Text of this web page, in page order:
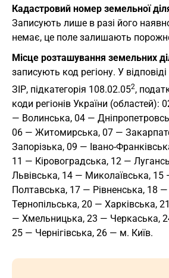
Кадастровий номер земельної
Записують лише в разі його
немає, це поле залишають
Місце розташування земельних
записують код регіону. У
ЗIР, підкатегорія 108.02.052,
коди регіонів України (областей):
— Волинська, 04 —
06 — Житомирська, 07 —
Запорізька, 09 — Iвано-
11 — Кіровоградська, 12 —
Львівська, 14 — Миколаївська,
Полтавська, 17 — Рівненська, 18
Тернопільська, 20 — Харківська,
— Хмельницька, 23 — Черкаська,
25 — Чернігівська, 26 — м. Київ.